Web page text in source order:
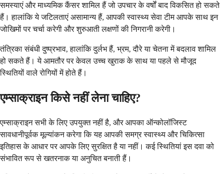
समस्याएं और माध्यमिक कैंसर शामिल हैं जो उपचार के वर्षों बाद विकसित हो सकते
हैं। हालांकि ये जटिलताएं असामान्य हैं, आपकी स्वास्थ्य सेवा टीम आपके साथ इन
जोखिमों पर चर्चा करेगी और शुरुआती लक्षणों की निगरानी करेगी।
तंत्रिका संबंधी दुष्प्रभाव, हालांकि दुर्लभ हैं, भ्रम, दौरे या चेतना में बदलाव शामिल
हो सकते हैं। ये आमतौर पर केवल उच्च खुराक के साथ या पहले से मौजूद
स्थितियों वाले रोगियों में होते हैं।
एम्साक्राइन किसे नहीं लेना चाहिए?
एम्साक्राइन सभी के लिए उपयुक्त नहीं है, और आपका ऑन्कोलॉजिस्ट
सावधानीपूर्वक मूल्यांकन करेगा कि यह आपकी समग्र स्वास्थ्य और चिकित्सा
इतिहास के आधार पर आपके लिए सुरक्षित है या नहीं। कई स्थितियां इस दवा को
संभावित रूप से खतरनाक या अनुचित बनाती हैं।